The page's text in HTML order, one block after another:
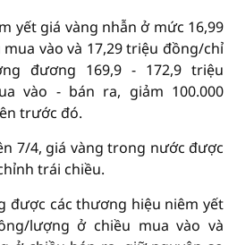
yết giá vàng nhẫn ở mức 16,99
vào và 17,29 triệu đồng/chỉ
đương 169,9 - 172,9 triệu
vào - bán ra, giảm 100.000
trước đó.
7/4, giá vàng trong nước được
trái chiều.
được các thương hiệu niêm yết
lượng ở chiều mua vào và